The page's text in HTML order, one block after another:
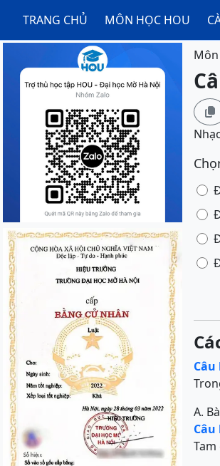
TRANG CHỦ MÔN HỌC HOU

Câu
A.
Câu